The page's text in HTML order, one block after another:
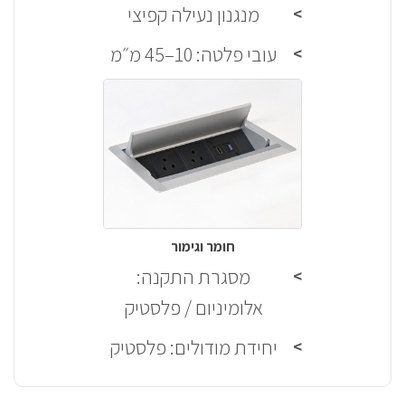
מנגנון נעילה קפיצי
עובי פלטה: 10–45 מ״מ
חומר וגימור
מסגרת התקנה:
אלומיניום / פלסטיק
יחידת מודולים: פלסטיק